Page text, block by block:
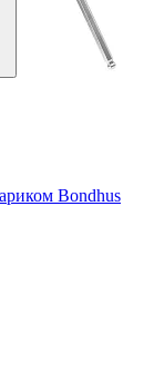
Bondhus